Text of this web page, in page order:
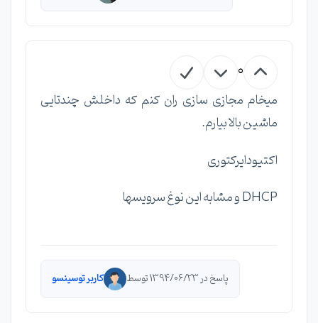
0
میخام مجازی سازی ران کنم که داخلش چندتایی
ماشین بالا بیارم.
اکتیودایرکتوری
DHCP و مشابه این نوغ سرویسها
پاسخ در 1394/06/23 توسط کاربر توسینسو